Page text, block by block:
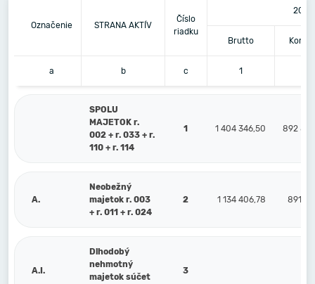
Označenie STRANA AKTÍV
Číslo
riadku
2018
Brutto
a b c 1
SPOLU
MAJETOK r.
002 + r. 033 + r.
110 + r. 114
1 1 404 346,50 892
A.
Neobežný
majetok r. 003
+ r. 011 + r. 024
2 1 134 406,78 891
A.I.
Dlhodobý
nehmotný
majetok súčet
3